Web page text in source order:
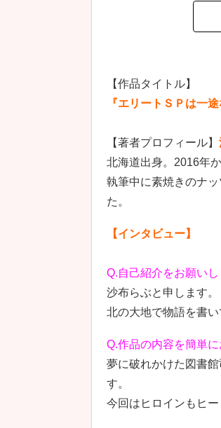
【作品タイトル】
『エリートＳＰは一
【著者プロフィール】
北海道出身。2016年
執筆中に素焼きのナ
た。
【インタビュー】
Q.自己紹介をお願いし
沙布らぶと申します。
北の大地で物語を書い
Q.作品の内容を簡単に
夢に破れかけた図書
す。
今回はヒロインもヒ